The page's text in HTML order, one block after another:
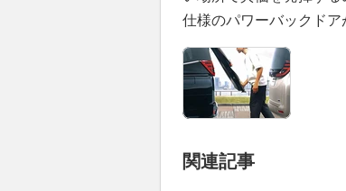
仕様のパワーバックドア
関連記事